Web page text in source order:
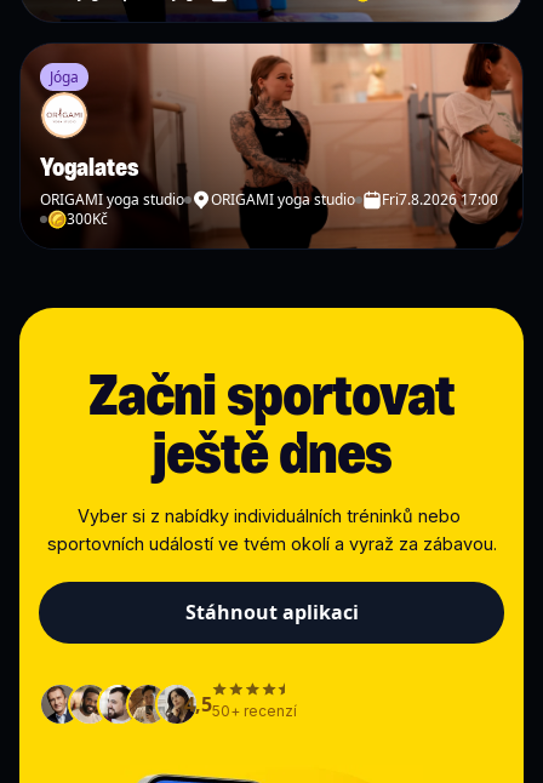
Jóga
Yogalates
ORIGAMI yoga studio ORIGAMI yoga studio Fri7.8.2026 17:00
300Kč
Začni sportovat
ještě dnes
Vyber si z nabídky individuálních tréninků nebo
sportovních událostí ve tvém okolí a vyraž za zábavou.
Stáhnout aplikaci
4,550+ recenzí